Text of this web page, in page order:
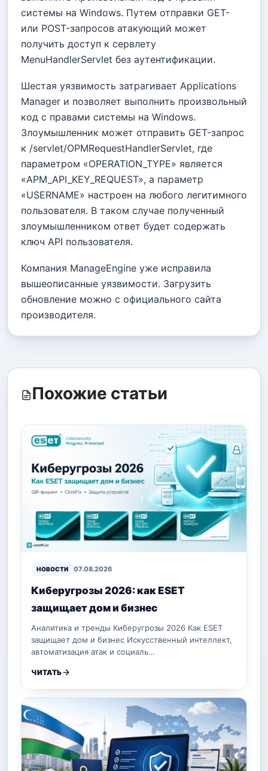
системы на Windows. Путем отправки GET-
или POST-запросов атакующий может
получить доступ к сервлету
MenuHandlerServlet без аутентификации.
Шестая уязвимость затрагивает Applications
Manager и позволяет выполнить произвольный
код с правами системы на Windows.
Злоумышленник может отправить GET-запрос
к /servlet/OPMRequestHandlerServlet, где
параметром «OPERATION_TYPE» является
«APM_API_KEY_REQUEST», а параметр
«USERNAME» настроен на любого легитимного
пользователя. В таком случае полученный
злоумышленником ответ будет содержать
ключ API пользователя.
Компания ManageEngine уже исправила
вышеописанные уязвимости. Загрузить
обновление можно с официального сайта
производителя.
Похожие статьи
НОВОСТИ 07.08.2026
Киберугрозы 2026: как ESET
защищает дом и бизнес
Аналитика и тренды Киберугрозы 2026 Как ESET
защищает дом и бизнес Искусственный интеллект,
автоматизация атак и социаль…
ЧИТАТЬ